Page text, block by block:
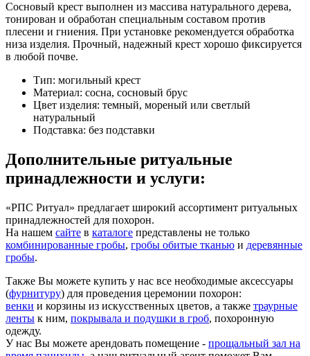
Сосновый крест выполнен из массива натурального дерева,
тонирован и обработан специальным составом против
плесени и гниения. При установке рекомендуется обработка
низа изделия. Прочный, надежный крест хорошо фиксируется
в любой почве.
Тип: могильный крест
Материал: сосна, сосновый брус
Цвет изделия: темный, мореный или светлый
натуральный
Подставка: без подставки
Дополнительные ритуальные
принадлежности и услуги:
«РПС Ритуал» предлагает широкий ассортимент ритуальных
принадлежностей для похорон.
На нашем сайте в каталоге представлены не только
комбинированные гробы, гробы обитые тканью и деревянные
гробы.
Также Вы можете купить у нас все необходимые аксессуары
(фурнитуру) для проведения церемонии похорон:
венки и корзины из искусственных цветов, а также траурные
ленты к ним, покрывала и подушки в гроб, похоронную
одежду.
У нас Вы можете арендовать помещение - прощальный зал на